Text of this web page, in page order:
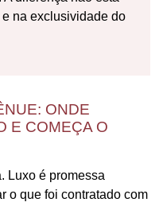
na exclusividade do
ONDE
E COMEÇA O
Luxo é promessa
o que foi contratado com